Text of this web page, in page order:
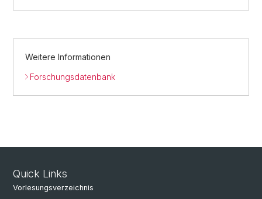
Weitere Informationen
Forschungsdatenbank
Quick Links
Vorlesungsverzeichnis